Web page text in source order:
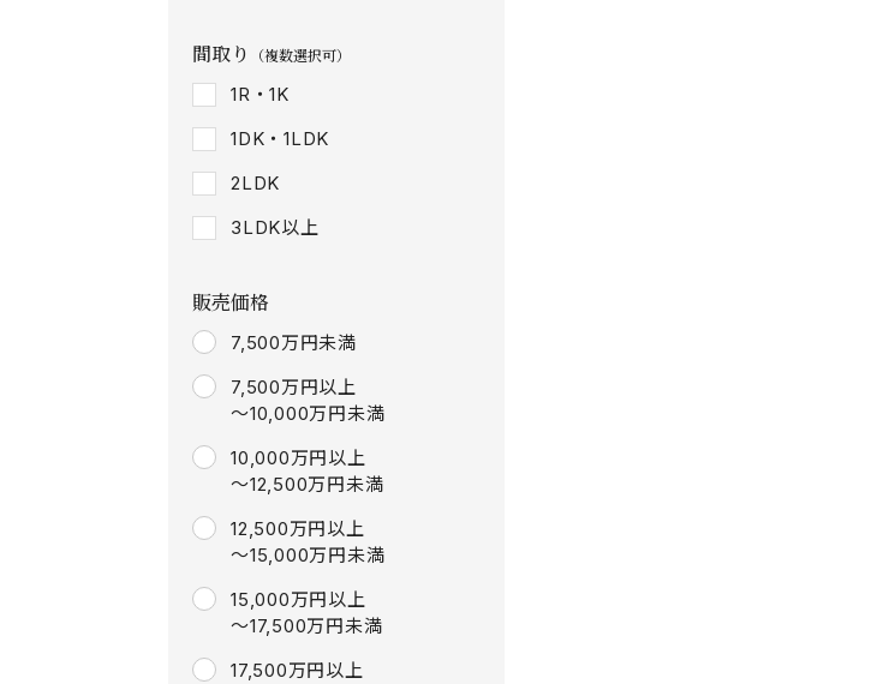
間取り （複数選択可）
1R・1K
1DK・1LDK
2LDK
3LDK以上
販売価格
7,500万円未満
7,500万円以上
～10,000万円未満
10,000万円以上
～12,500万円未満
12,500万円以上
～15,000万円未満
15,000万円以上
～17,500万円未満
17,500万円以上